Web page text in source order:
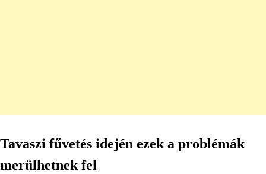
Tavaszi fűvetés idején ezek a problémák
merülhetnek fel